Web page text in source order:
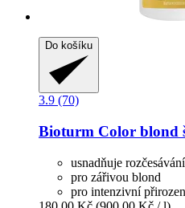
Do košíku
3.9 (70)
Bioturm Color blond
usnadňuje rozčesávání
pro zářivou blond
pro intenzivní